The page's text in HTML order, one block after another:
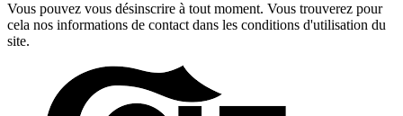
Vous pouvez vous désinscrire à tout moment. Vous trouverez pour
cela nos informations de contact dans les conditions d'utilisation du
site.